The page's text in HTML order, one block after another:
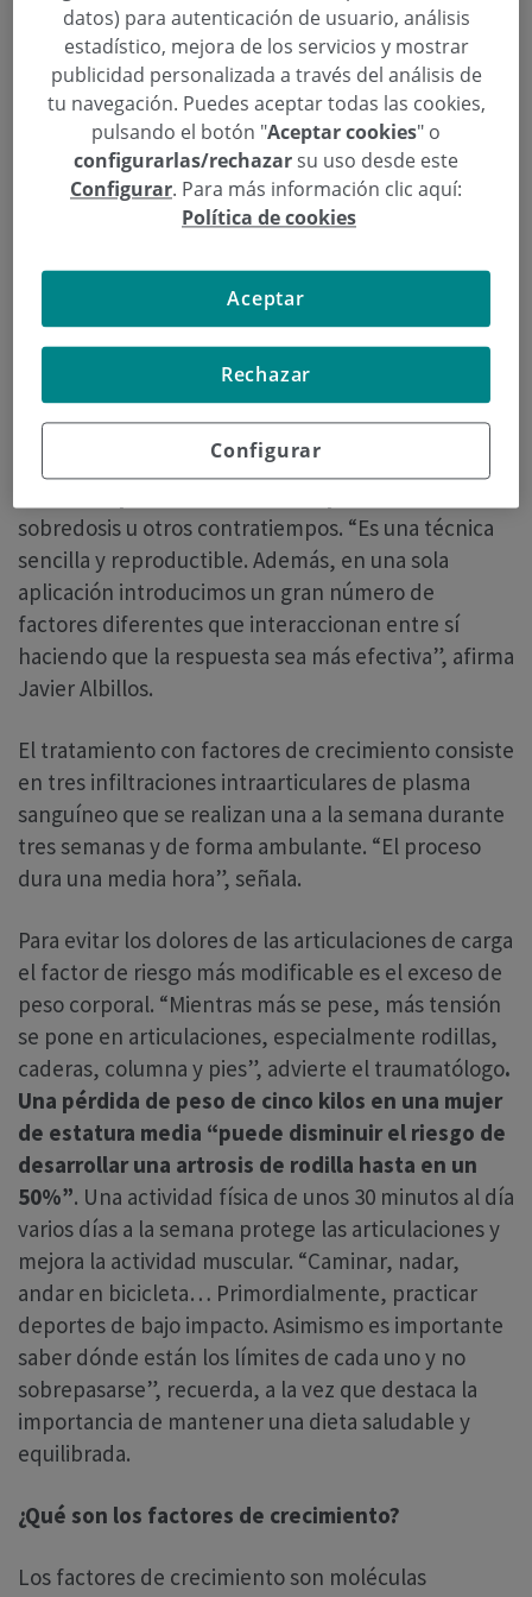
articulares? Ventajas de los factores de
crecimiento”,con entrada libre hasta completar
aforo.
Los factores de crecimiento se utilizan como
tratamiento paliativo para los dolores articulares
como puede ser la artrosis.La mayor ventaja del
producto 100% autólogo y, por lo tanto, se
evitan efectos secundarios como intolerancias,
alergias o efectos metabólicos generales como
pueden ocurrir con otros medicamentos”, destaca.
Además, se obtiene con una mínima cantidad de
sangre del propio paciente, por lo que no hay
problemas de abastecimiento y
sobredosis u otros contratiempos. “Es una técnica
sencilla y reproductible. Además, en una sola
aplicación introducimos un gran número de
factores diferentes que interaccionan entre sí
haciendo que la respuesta sea más efectiva”, afirma
Javier Albillos.
El tratamiento con factores de crecimiento consiste
en tres infiltraciones intraarticulares de plasma
sanguíneo que se realizan una a la semana durante
tres semanas y de forma ambulante. “El proceso
dura una media hora”, señala.
Para evitar los dolores de las articulaciones de carga
el factor de riesgo más modificable es el exceso de
peso corporal. “Mientras más se pese, más tensión
se pone en articulaciones, especialmente rodillas,
caderas, columna y pies”, advierte el traumatólogo.
Una pérdida de peso de cinco kilos en una mujer
de estatura media “puede disminuir el riesgo de
desarrollar una artrosis de rodilla hasta en un
50%”. Una actividad física de unos 30 minutos al día
varios días a la semana protege las articulaciones y
mejora la actividad muscular. “Caminar, nadar,
andar en bicicleta… Primordialmente, practicar
deportes de bajo impacto. Asimismo es importante
saber dónde están los límites de cada uno y no
sobrepasarse”, recuerda, a la vez que destaca la
importancia de mantener una dieta saludable y
equilibrada.
¿Qué son los factores de crecimiento?
Los factores de crecimiento son moléculas
datos) para autenticación de usuario, análisis
estadístico, mejora de los servicios y mostrar
publicidad personalizada a través del análisis de
tu navegación. Puedes aceptar todas las cookies,
pulsando el botón "Aceptar cookies" o
configurarlas/rechazarsu uso desde este
Configurar. Para más información clic aquí:
Política de cookies
Configurar
Rechazar
Aceptar